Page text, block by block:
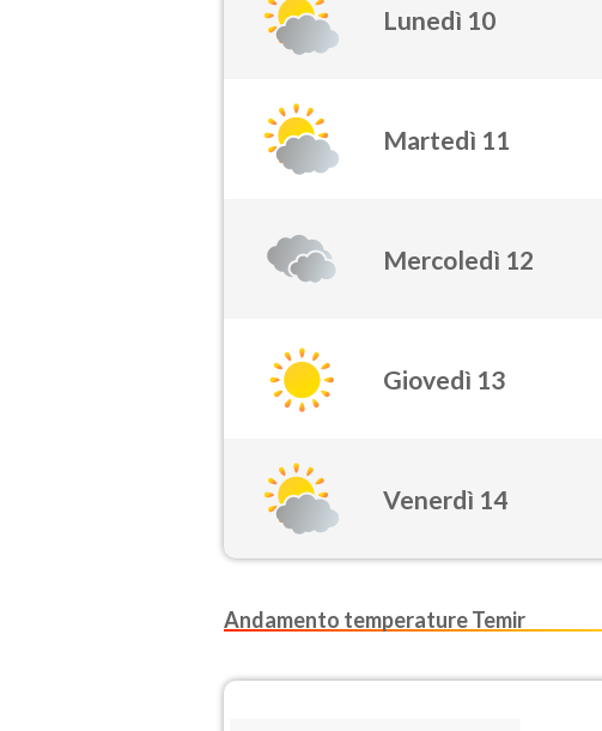
Lunedì 10
Martedì 11
Mercoledì 12
Giovedì 13
Venerdì 14
Andamento temperature Temir